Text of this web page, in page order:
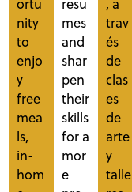
nity
to
enjo
y
free
mea
ls,
in-
hom
mes
and
shar
pen
their
skills
for a
mor
e
trav
és
de
clas
es
de
arte
y
talle